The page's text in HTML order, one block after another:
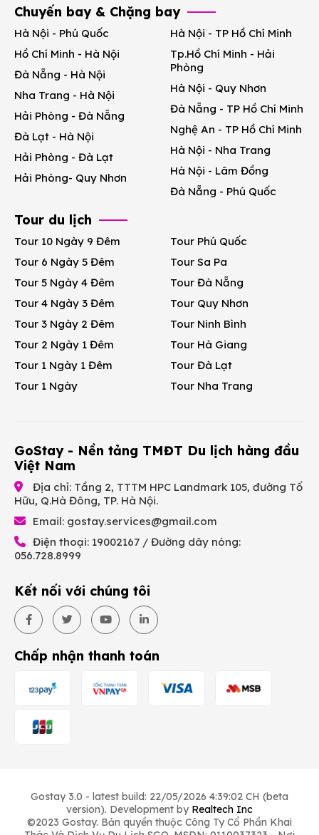
Chuyến bay & Chặng bay
Hà Nội - Phú Quốc
Hồ Chí Minh - Hà Nội
Đà Nẵng - Hà Nội
Nha Trang - Hà Nội
Hải Phòng - Đà Nẵng
Đà Lạt - Hà Nội
Hải Phòng - Đà Lạt
Hải Phòng- Quy Nhơn
Hà Nội - TP Hồ Chí Minh
Tp.Hồ Chí Minh - Hải
Phòng
Hà Nội - Quy Nhơn
Đà Nẵng - TP Hồ Chí Minh
Nghệ An - TP Hồ Chí Minh
Hà Nội - Nha Trang
Hà Nội - Lâm Đồng
Đà Nẵng - Phú Quốc
Tour du lịch
Tour 10 Ngày 9 Đêm
Tour 6 Ngày 5 Đêm
Tour 5 Ngày 4 Đêm
Tour 4 Ngày 3 Đêm
Tour 3 Ngày 2 Đêm
Tour 2 Ngày 1 Đêm
Tour 1 Ngày 1 Đêm
Tour 1 Ngày
Tour Phú Quốc
Tour Sa Pa
Tour Đà Nẵng
Tour Quy Nhơn
Tour Ninh Bình
Tour Hà Giang
Tour Đà Lạt
Tour Nha Trang
GoStay - Nền tảng TMĐT Du lịch hàng đầu
Việt Nam
Địa chỉ: Tầng 2, TTTM HPC Landmark 105, đường Tố
Hữu, Q.Hà Đông, TP. Hà Nội.
Email: gostay.services@gmail.com
Điện thoại: 19002167 / Đường dây nóng:
056.728.8999
Kết nối với chúng tôi
Chấp nhận thanh toán
Gostay 3.0 - latest build: 22/05/2026 4:39:02 CH (beta
version). Development by Realtech Inc
©2023 Gostay. Bản quyền thuộc Công Ty Cổ Phần Khai